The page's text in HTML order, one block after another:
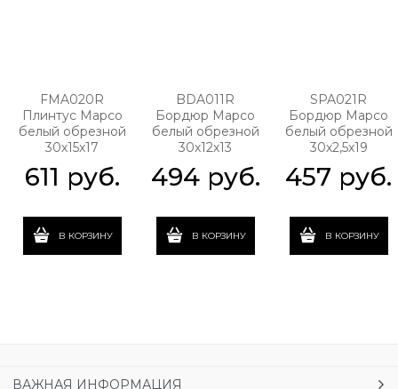
FMA020R
Плинтус Марсо
белый обрезной
30х15х17
611 руб.
В КОРЗИНУ
BDA011R
Бордюр Марсо
белый обрезной
30х12х13
494 руб.
В КОРЗИНУ
SPA021R
Бордюр Марсо
белый обрезной
30х2,5х19
457 руб.
В КОРЗИНУ
ВАЖНАЯ ИНФОРМАЦИЯ